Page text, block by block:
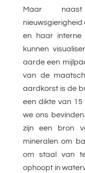
Maar naast
nieuwsgierigheid
en haar interne
kunnen
aarde een
van de
aardkorst is de
een dikte van
we ons
zijn een bron
mineralen om
om staal van
ophoopt in